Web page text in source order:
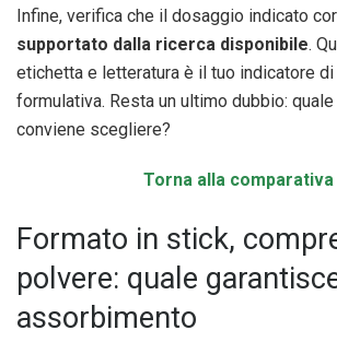
Infine, verifica che il dosaggio indicato
supportato dalla ricerca disponibile.
etichetta e letteratura è il tuo indicatore
formulativa. Resta un ultimo dubbio:
conviene scegliere?
Torna alla comparativa
Formato in stick,
polvere: quale
assorbimento